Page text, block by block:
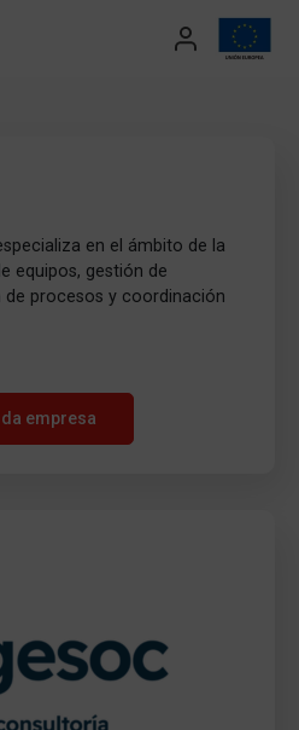
en el ámbito de la
equipos, gestión de
procesos y coordinación
empresa